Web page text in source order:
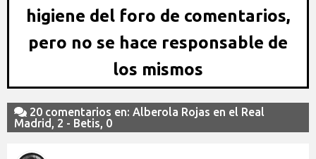
higiene del foro de comentarios,
pero no se hace responsable de
los mismos
20 comentarios en: Alberola Rojas en el Real
Madrid, 2 - Betis, 0